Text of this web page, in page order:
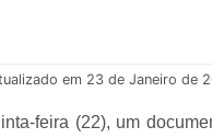
em 23 de Janeiro de
feira (22), um